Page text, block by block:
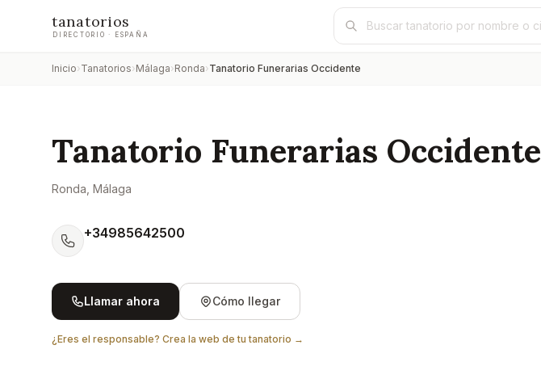
tanatorios
DIRECTORIO · ESPAÑA
Inicio›Tanatorios›Málaga›Ronda›Tanatorio Funerarias Occidente
Tanatorio Funerarias Occidente
Ronda , Málaga
+34985642500
Llamar ahora Cómo llegar
¿Eres el responsable? Crea la web de tu tanatorio →